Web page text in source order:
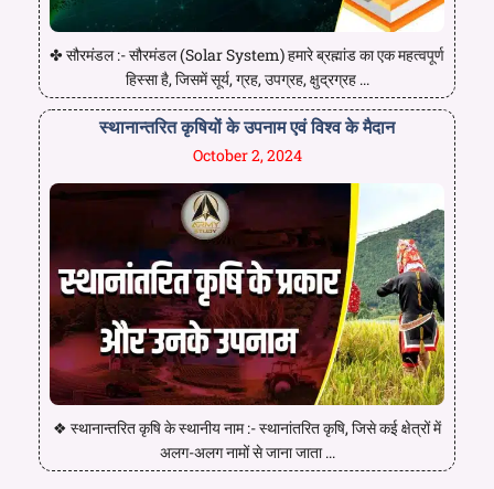
✤ सौरमंडल :- सौरमंडल (Solar System) हमारे ब्रह्मांड का एक महत्वपूर्ण
हिस्सा है, जिसमें सूर्य, ग्रह, उपग्रह, क्षुद्रग्रह ...
स्थानान्तरित कृषियों के उपनाम एवं विश्व के मैदान
October 2, 2024
❖ स्थानान्तरित कृषि के स्थानीय नाम :- स्थानांतरित कृषि, जिसे कई क्षेत्रों में
अलग-अलग नामों से जाना जाता ...